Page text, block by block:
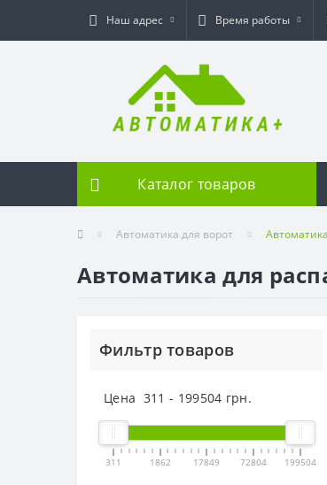
Наш адрес Время работы
Каталог товаров
Автоматика для ворот
Автоматика для
Фильтр товаров
Цена 311 - 199504 грн.
311 1862 17849 72804 199504